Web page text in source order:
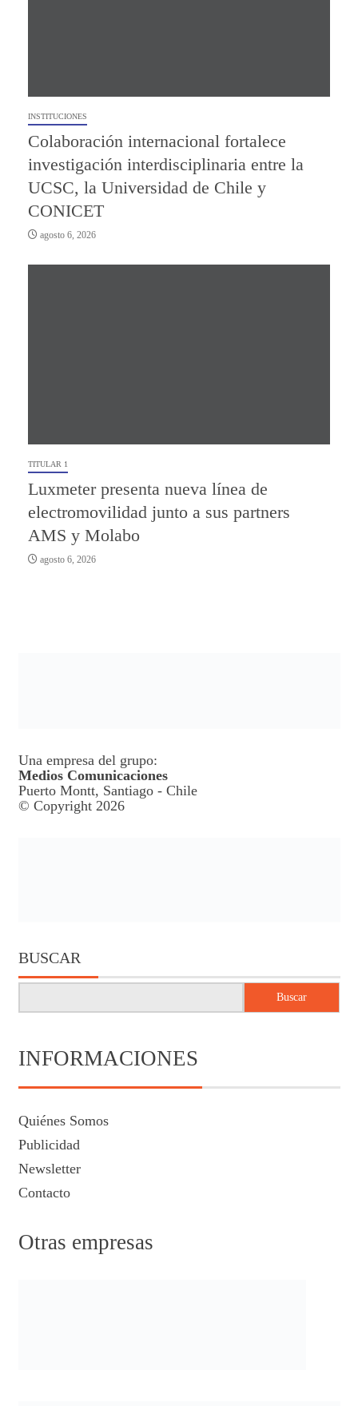
INSTITUCIONES
Colaboración internacional fortalece
investigación interdisciplinaria entre la
UCSC, la Universidad de Chile y
CONICET
agosto 6, 2026
TITULAR 1
Luxmeter presenta nueva línea de
electromovilidad junto a sus partners
AMS y Molabo
agosto 6, 2026
Una empresa del grupo:
Medios Comunicaciones
Puerto Montt, Santiago - Chile
© Copyright 2026
BUSCAR
Buscar
INFORMACIONES
Quiénes Somos
Publicidad
Newsletter
Contacto
Otras empresas